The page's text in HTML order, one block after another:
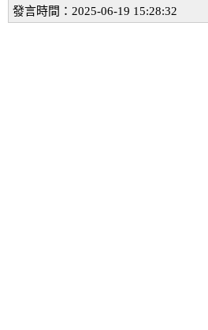
發言時間：2025-06-19 15:28:32